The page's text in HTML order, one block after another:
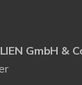
GmbH &